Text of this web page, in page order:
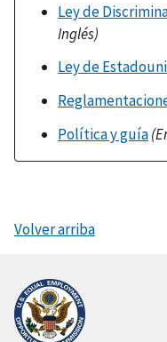
Ley de
Inglés)
Ley de
Política y guía
Volver arriba